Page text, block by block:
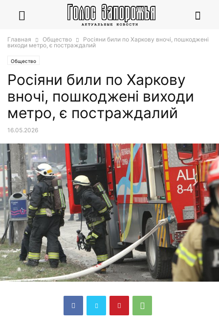
Главная Общество
Росіяни били по Харкову вночі, пошкоджені
виходи метро, є постраждалий
Общество
Росіяни били по Харкову
вночі, пошкоджені виходи
метро, є постраждалий
16.05.2026